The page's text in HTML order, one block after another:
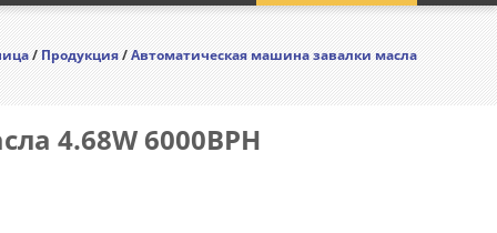
/Продукция/Автоматическая машина завалки масла
4.68W 6000BPH